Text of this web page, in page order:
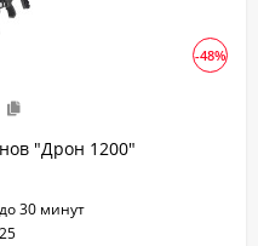
-48%
"Дрон 1200"
до 30 минут
25